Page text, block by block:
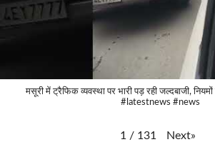
मसूरी में ट्रैफिक व्यवस्था पर भारी पड़ रही जल्दबाजी,
#latestnews #news
1 / 131 Next»